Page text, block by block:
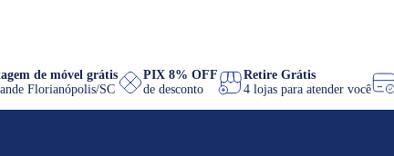
de móvel grátis
Grande Florianópolis/SC
PIX 8% OFF
de desconto
Retire Grátis
4 lojas para atender você